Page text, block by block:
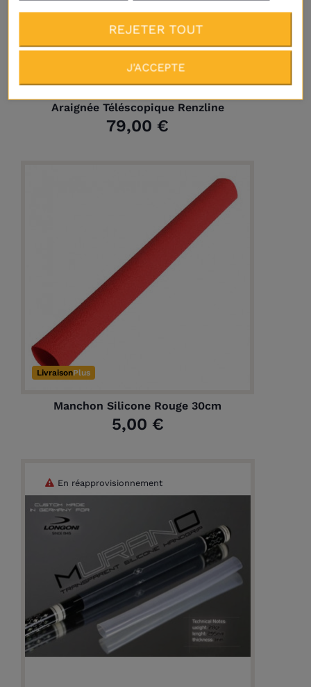
Araignée Téléscopique Renzline
79,00 €
LivraisonPlus
Manchon Silicone Rouge 30cm
5,00 €
En réapprovisionnement
REJETER TOUT
J'ACCEPTE